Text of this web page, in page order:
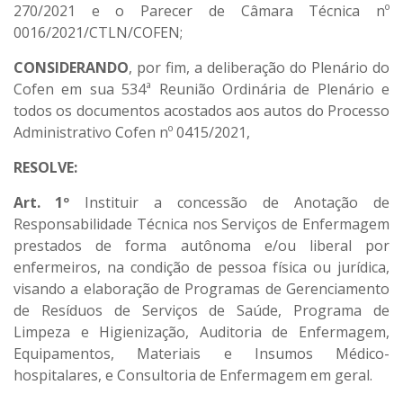
270/2021 e o Parecer de Câmara Técnica nº
0016/2021/CTLN/COFEN;
CONSIDERANDO, por fim, a deliberação do Plenário do
Cofen em sua 534ª Reunião Ordinária de Plenário e
todos os documentos acostados aos autos do Processo
Administrativo Cofen nº 0415/2021,
RESOLVE:
Art. 1º Instituir a concessão de Anotação de
Responsabilidade Técnica nos Serviços de Enfermagem
prestados de forma autônoma e/ou liberal por
enfermeiros, na condição de pessoa física ou jurídica,
visando a elaboração de Programas de Gerenciamento
de Resíduos de Serviços de Saúde, Programa de
Limpeza e Higienização, Auditoria de Enfermagem,
Equipamentos, Materiais e Insumos Médico-
hospitalares, e Consultoria de Enfermagem em geral.